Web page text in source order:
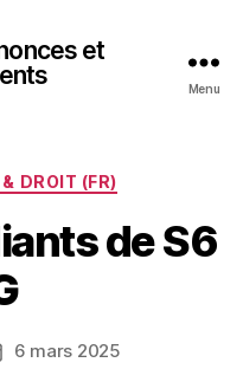
et
Menu
DROIT (FR)
de S6
6 mars 2025